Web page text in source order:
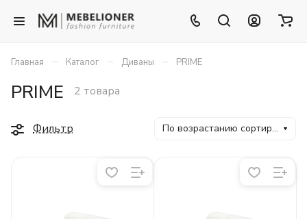
Главная – Каталог – Диваны – PRIME
PRIME 2 товара
Фильтр По возрастанию сортировки